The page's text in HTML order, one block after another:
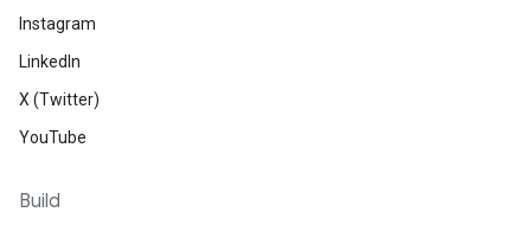
Instagram
LinkedIn
X (Twitter)
YouTube
Build